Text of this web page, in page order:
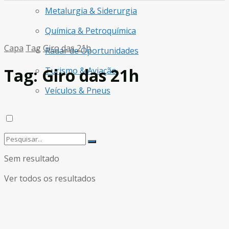
Metalurgia & Siderurgia
Química & Petroquímica
Radar de Oportunidades
Turismo & Aviação
Veículos & Pneus
Sem resultado
Ver todos os resultados
Capa TagGiro das 21h
Tag:Giro das 21h